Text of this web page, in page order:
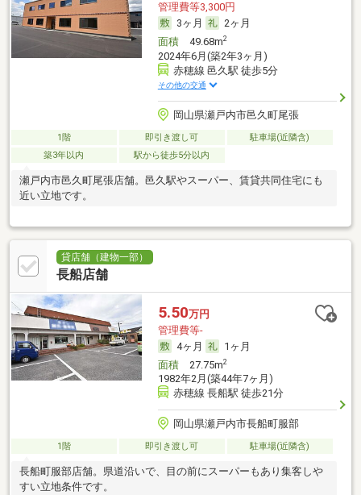
管理費等3,300円
3ヶ月
2ヶ月
面積49.68m2
2024年6月(築2年3ヶ月)
赤穂線 邑久駅 徒歩5分
その他の交通
岡山県瀬戸内市邑久町尾張
1階 即引き渡し可
駐車場(近隣含)
築3年以内
駅から徒歩5分以内
瀬戸内市邑久町尾張店舗。邑久駅やスーパー、賃貸共同住宅にも
近い立地です。
貸店舗（建物一部）
長船店舗
5.50万円
管理費等-
4ヶ月
1ヶ月
面積27.75m2
1982年2月(築44年7ヶ月)
赤穂線 長船駅 徒歩21分
岡山県瀬戸内市長船町服部
1階 即引き渡し可 駐車場(近隣含)
長船町服部店舗。県道沿いで、目の前にスーパーもあり集客しや
すい立地条件です。